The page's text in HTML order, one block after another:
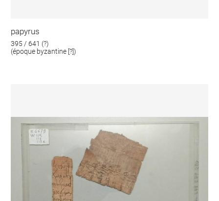
papyrus
395 / 641 (?)
(époque byzantine [?])